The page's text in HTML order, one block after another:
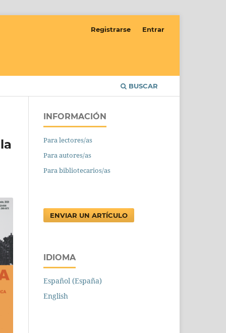
BUSCAR
Registrarse Entrar
INFORMACIÓN
Para lectores/as
Para autores/as
Para bibliotecarios/as
ENVIAR UN ARTÍCULO
IDIOMA
Español (España)
English